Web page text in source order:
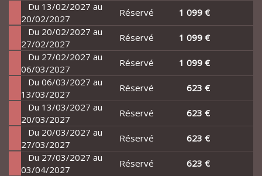
Du 13/02/2027 au
20/02/2027
Réservé
1 099 €
Du 20/02/2027 au
27/02/2027
Réservé
1 099 €
Du 27/02/2027 au
06/03/2027
Réservé
1 099 €
Du 06/03/2027 au
13/03/2027
Réservé
623 €
Du 13/03/2027 au
20/03/2027
Réservé
623 €
Du 20/03/2027 au
27/03/2027
Réservé
623 €
Du 27/03/2027 au
03/04/2027
Réservé
623 €